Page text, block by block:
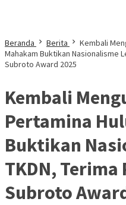
Beranda Berita
Kembali
Mahakam Buktikan Nasionalisme
Subroto Award 2025
Kembali
Pertamina
Buktikan
TKDN, Terima
Subroto